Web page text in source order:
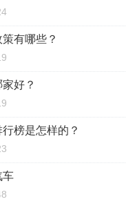
有哪些？
好？
榜是怎样的？
车